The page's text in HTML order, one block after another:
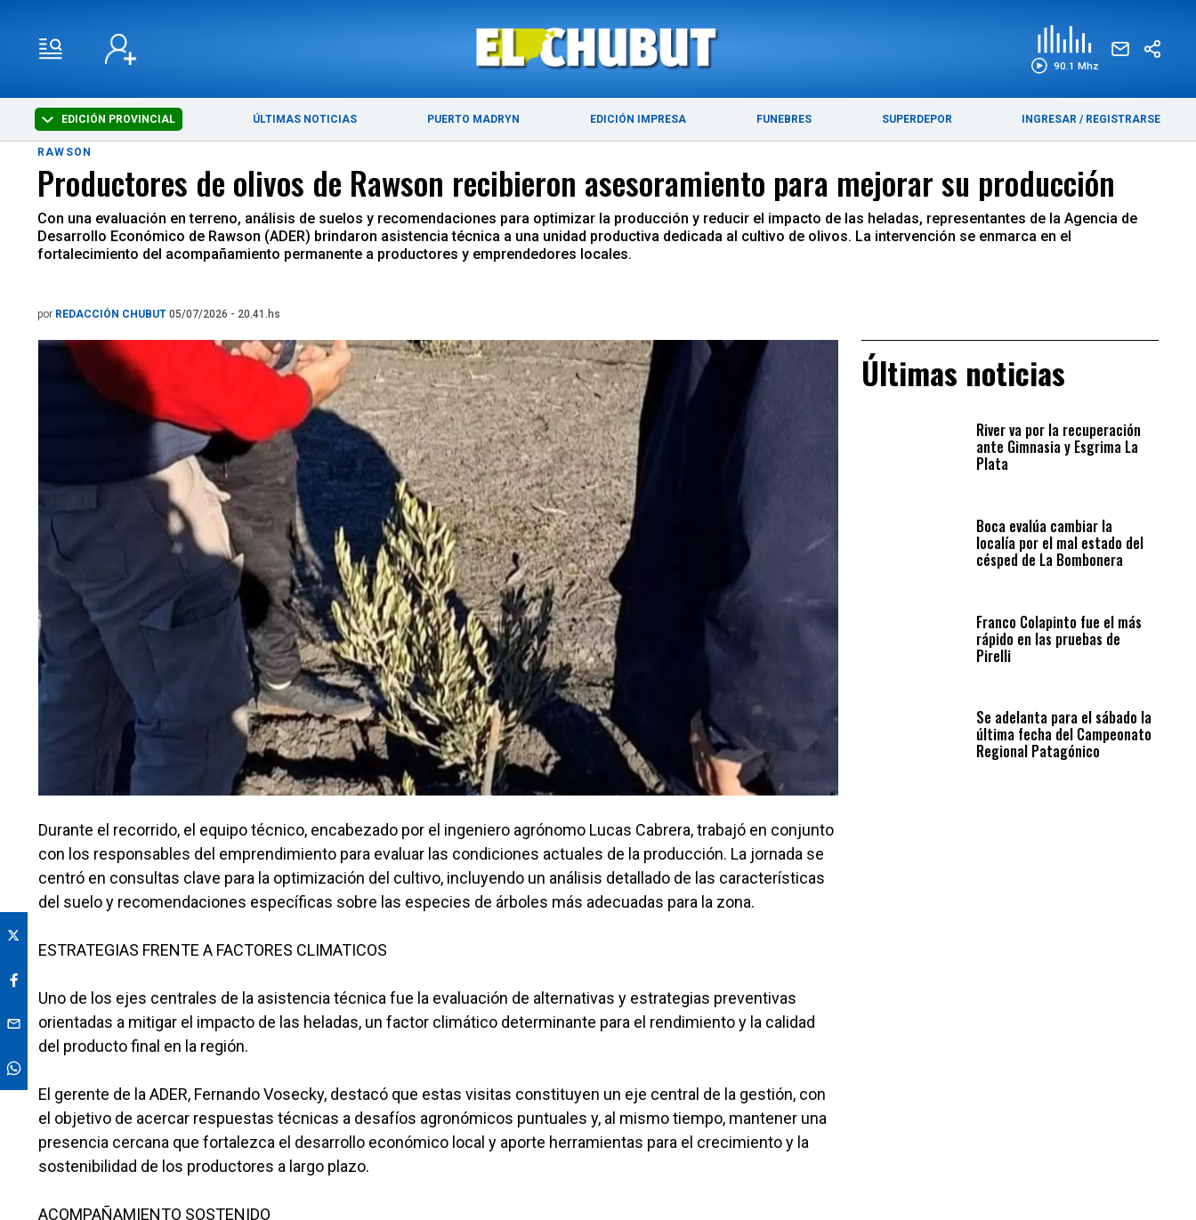
90.1 Mhz
EDICIÓN PROVINCIAL ÚLTIMAS NOTICIAS PUERTO MADRYN EDICIÓN IMPRESA FUNEBRES SUPERDEPOR INGRESAR / REGISTRARSE
ÚLTIMAS NOTICIAS PUERTO MADRYN
RAWSON
Productores de olivos de Rawson recibieron asesoramiento para mejorar su producción
Con una evaluación en terreno, análisis de suelos y recomendaciones para optimizar la producción y reducir el impacto de las heladas, representantes de la Agencia de
Desarrollo Económico de Rawson (ADER) brindaron asistencia técnica a una unidad productiva dedicada al cultivo de olivos. La intervención se enmarca en el
fortalecimiento del acompañamiento permanente a productores y emprendedores locales.
por REDACCIÓN CHUBUT 05/07/2026 - 20.41.hs
Durante el recorrido, el equipo técnico, encabezado por el ingeniero agrónomo Lucas Cabrera, trabajó en conjunto
con los responsables del emprendimiento para evaluar las condiciones actuales de la producción. La jornada se
centró en consultas clave para la optimización del cultivo, incluyendo un análisis detallado de las características
del suelo y recomendaciones específicas sobre las especies de árboles más adecuadas para la zona.
ESTRATEGIAS FRENTE A FACTORES CLIMATICOS
Uno de los ejes centrales de la asistencia técnica fue la evaluación de alternativas y estrategias preventivas
orientadas a mitigar el impacto de las heladas, un factor climático determinante para el rendimiento y la calidad
del producto final en la región.
El gerente de la ADER, Fernando Vosecky, destacó que estas visitas constituyen un eje central de la gestión, con
el objetivo de acercar respuestas técnicas a desafíos agronómicos puntuales y, al mismo tiempo, mantener una
presencia cercana que fortalezca el desarrollo económico local y aporte herramientas para el crecimiento y la
sostenibilidad de los productores a largo plazo.
ACOMPAÑAMIENTO SOSTENIDO
Últimas noticias
River va por la recuperación
ante Gimnasia y Esgrima La
Plata
Boca evalúa cambiar la
localía por el mal estado del
césped de La Bombonera
Franco Colapinto fue el más
rápido en las pruebas de
Pirelli
Se adelanta para el sábado la
última fecha del Campeonato
Regional Patagónico